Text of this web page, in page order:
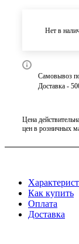
Нет в
Самовывоз
Доставка -
Цена
цен в розничных
Как купить
Оплата
Доставка